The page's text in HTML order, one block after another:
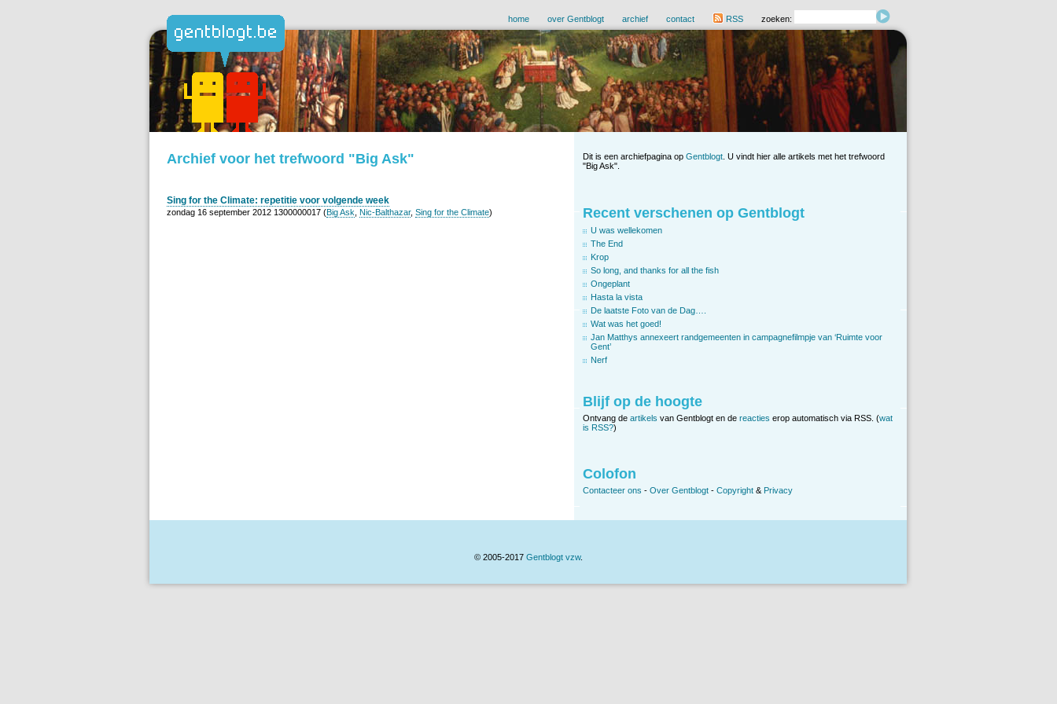
home over Gentblogt archief contact RSS zoeken:
Archief voor het trefwoord "Big Ask"
Sing for the Climate: repetitie voor volgende week
zondag 16 september 2012 1300000017 (Big Ask Nic-Balthazar, Sing for the Climate)
Dit is een archiefpagina op Gentblogt . U vindt hier alle artikels met het trefwoord
"Big Ask".
Recent verschenen op Gentblogt
U was wellekomen
The End
Krop
So long, and thanks for all the fish
Ongeplant
Hasta la vista
De laatste Foto van de Dag….
Wat was het goed!
Jan Matthys annexeert randgemeenten in campagnefilmpje van ‘Ruimte voor
Gent’
Nerf
Blijf op de hoogte
Ontvang de artikels van Gentblogt en de reacties erop automatisch via RSS. (wat
is RSS?)
Colofon
Contacteer ons - Over Gentblogt - Copyright & Privacy
© 2005-2017 Gentblogt vzw.